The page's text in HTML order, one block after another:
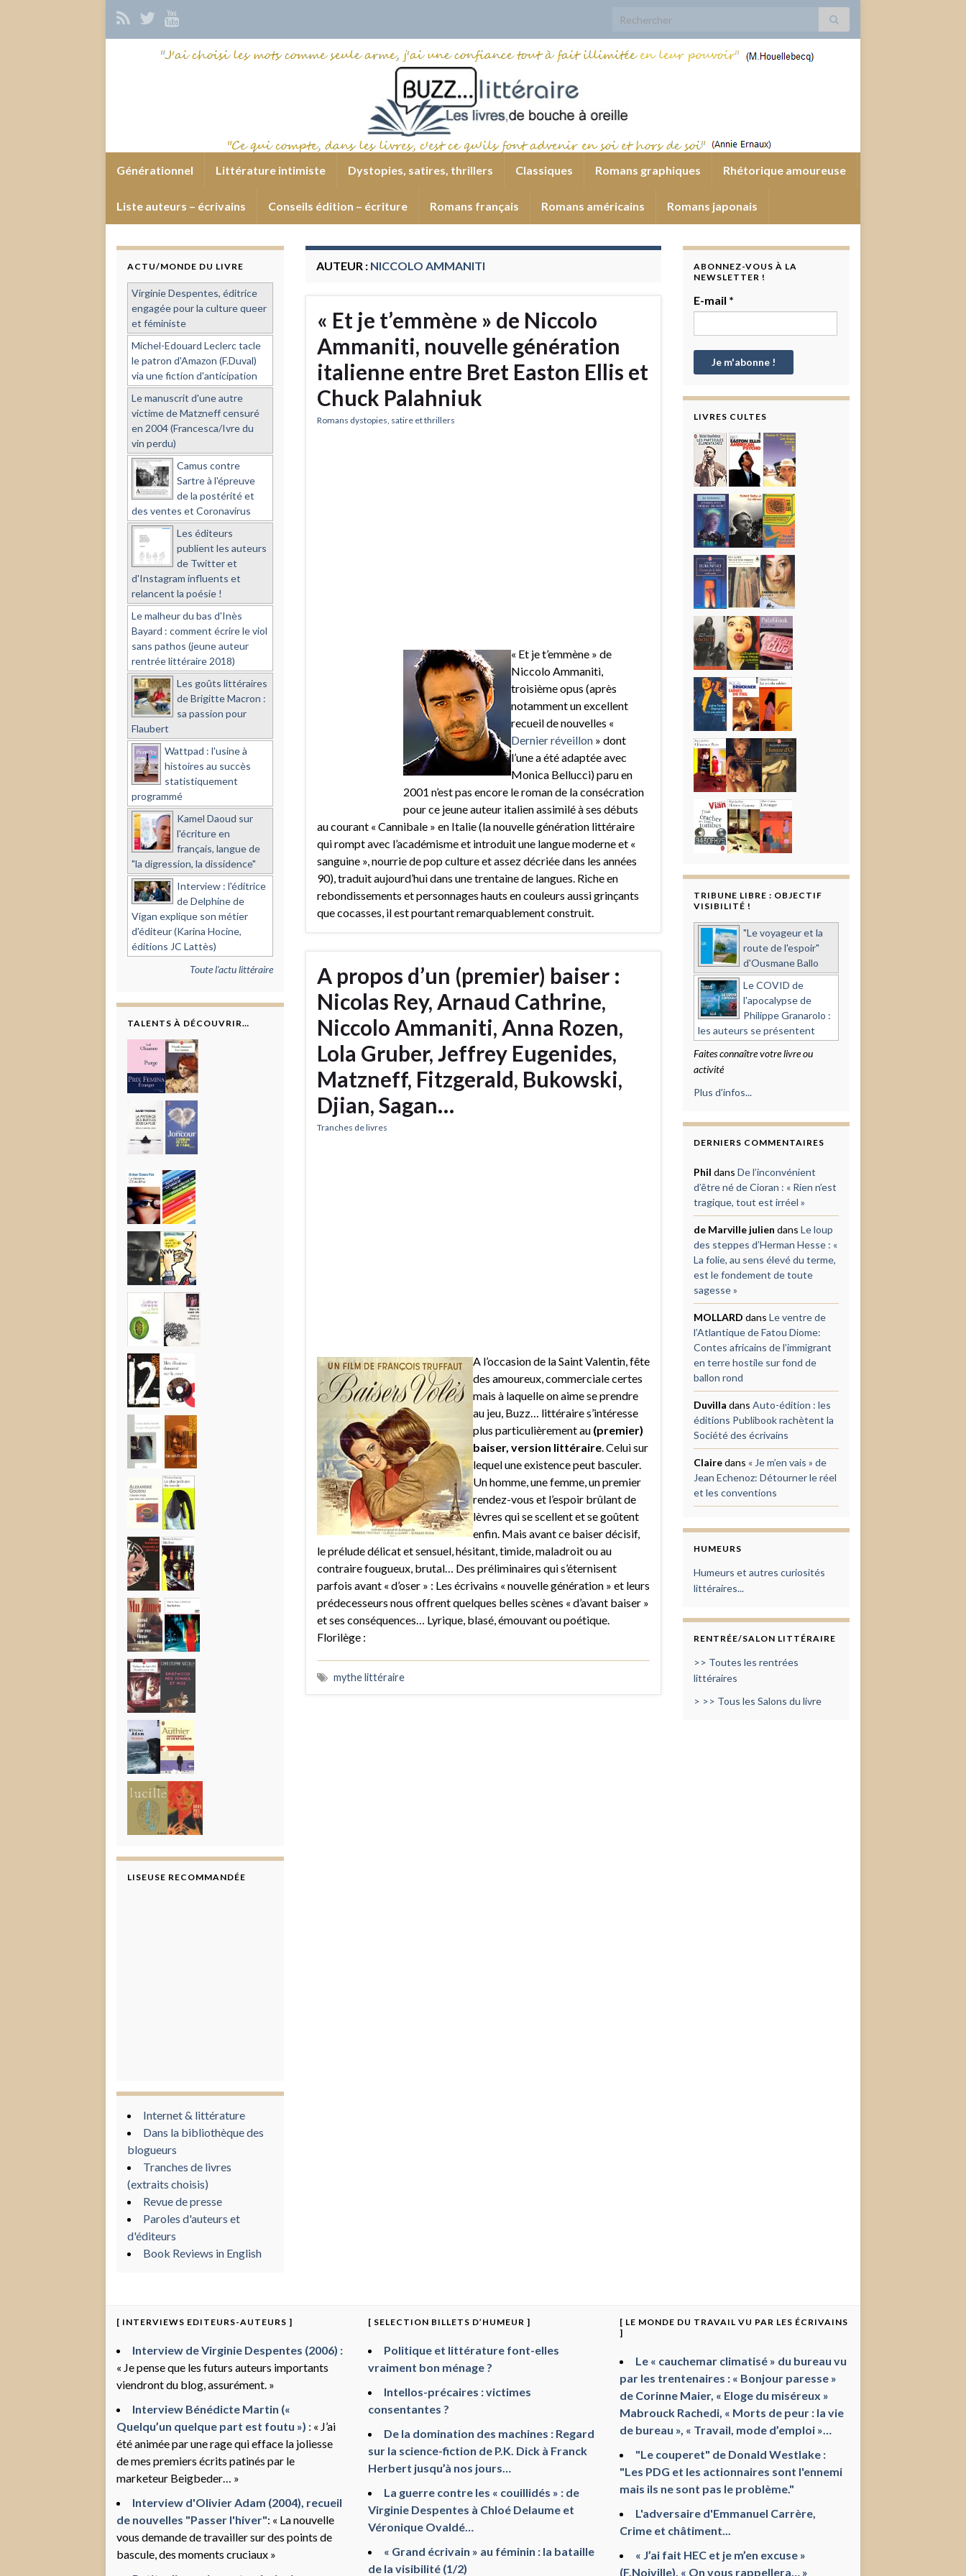
Search for:
Générationnel Littérature intimiste Dystopies, satires, thrillers Classiques Romans graphiques Rhétorique amoureuse
Liste auteurs – écrivains Conseils édition – écriture Romans français Romans américains Romans japonais
AUTEUR : NICCOLO AMMANITI
« Et je t’emmène » de Niccolo
Ammaniti, nouvelle génération
italienne entre Bret Easton Ellis et
Chuck Palahniuk
Romans dystopies, satire et thrillers
« Et je t’emmène » de
Niccolo Ammaniti,
troisième opus (après
notamment un excellent
recueil de nouvelles «
Dernier réveillon» dont
l’une a été adaptée avec
Monica Bellucci) paru en
2001 n’est pas encore le roman de la consécration
pour ce jeune auteur italien assimilé à ses débuts
au courant « Cannibale » en Italie (la nouvelle génération littéraire
qui rompt avec l’académisme et introduit une langue moderne et «
sanguine », nourrie de pop culture et assez décriée dans les années
90), traduit aujourd’hui dans une trentaine de langues. Riche en
rebondissements et personnages hauts en couleurs aussi grinçants
que cocasses, il est pourtant remarquablement construit.
A propos d’un (premier) baiser :
Nicolas Rey, Arnaud Cathrine,
Niccolo Ammaniti, Anna Rozen,
Lola Gruber, Jeffrey Eugenides,
Matzneff, Fitzgerald, Bukowski,
Djian, Sagan…
Tranches de livres
A l’occasion de la Saint Valentin, fête
des amoureux, commerciale certes
mais à laquelle on aime se prendre
au jeu, Buzz… littéraire s’intéresse
plus particulièrement au (premier)
baiser, version littéraire. Celui sur
lequel une existence peut basculer.
Un homme, une femme, un premier
rendez-vous et l’espoir brûlant de
lèvres qui se scellent et se goûtent
enfin. Mais avant ce baiser décisif,
le prélude délicat et sensuel, hésitant, timide, maladroit ou au
contraire fougueux, brutal… Des préliminaires qui s’éternisent
parfois avant « d’oser » : Les écrivains « nouvelle génération » et leurs
prédecesseurs nous offrent quelques belles scènes « d’avant baiser »
et ses conséquences… Lyrique, blasé, émouvant ou poétique.
Florilège :
mythe littéraire
ACTU/MONDE DU LIVRE
Virginie Despentes, éditrice
engagée pour la culture queer
et féministe
Michel-Edouard Leclerc tacle
le patron d'Amazon (F.Duval)
via une fiction d'anticipation
Le manuscrit d'une autre
victime de Matzneff censuré
en 2004 (Francesca/Ivre du
vin perdu)
Camus contre
Sartre à l'épreuve
de la postérité et
des ventes et Coronavirus
Les éditeurs
publient les auteurs
de Twitter et
d'Instagram influents et
relancent la poésie !
Le malheur du bas d'Inès
Bayard : comment écrire le viol
sans pathos (jeune auteur
rentrée littéraire 2018)
Les goûts littéraires
de Brigitte Macron :
sa passion pour
Flaubert
Wattpad : l'usine à
histoires au succès
statistiquement
programmé
Kamel Daoud sur
l'écriture en
français, langue de
"la digression, la dissidence"
Interview : l'éditrice
de Delphine de
Vigan explique son métier
d'éditeur (Karina Hocine,
éditions JC Lattès)
Toute l'actu littéraire
TALENTS À DÉCOUVRIR…
LISEUSE RECOMMANDÉE
Internet & littérature
Dans la bibliothèque des
blogueurs
Tranches de livres
(extraits choisis)
Revue de presse
Paroles d'auteurs et
d'éditeurs
Book Reviews in English
ABONNEZ-VOUS À LA
NEWSLETTER !
E-mail *
LIVRES CULTES
TRIBUNE LIBRE : OBJECTIF
VISIBILITÉ !
"Le voyageur et la
route de l'espoir"
d'Ousmane Ballo
Le COVID de
l'apocalypse de
Philippe Granarolo :
les auteurs se présentent
Faites connaître votre livre ou
activité
Plus d'infos...
DERNIERS COMMENTAIRES
Phil dans De l’inconvénient
d’être né de Cioran : « Rien n’est
tragique, tout est irréel »
de Marville julien dans Le loup
des steppes d’Herman Hesse : «
La folie, au sens élevé du terme,
est le fondement de toute
sagesse »
MOLLARD dans Le ventre de
l’Atlantique de Fatou Diome:
Contes africains de l’immigrant
en terre hostile sur fond de
ballon rond
Duvilla dans Auto-édition : les
éditions Publibook rachètent la
Société des écrivains
Clairedans « Je m’en vais » de
Jean Echenoz: Détourner le réel
et les conventions
HUMEURS
Humeurs et autres curiosités
littéraires...
RENTRÉE/SALON LITTÉRAIRE
>> Toutes les rentrées
littéraires
> >> Tous les Salons du livre
[ INTERVIEWS EDITEURS-AUTEURS ]
Interview de Virginie Despentes (2006) :
« Je pense que les futurs auteurs importants
viendront du blog, assurément. »
Interview Bénédicte Martin («
Quelqu’un quelque part est foutu ») : « J’ai
été animée par une rage qui efface la joliesse
de mes premiers écrits patinés par le
marketeur Beigbeder… »
Interview d'Olivier Adam (2004), recueil
de nouvelles "Passer l'hiver": « La nouvelle
vous demande de travailler sur des points de
bascule, des moments cruciaux »
[ SELECTION BILLETS D’HUMEUR ]
Politique et littérature font-elles
vraiment bon ménage ?
Intellos-précaires : victimes
consentantes ?
De la domination des machines : Regard
sur la science-fiction de P.K. Dick à Franck
Herbert jusqu’à nos jours…
La guerre contre les « couillidés » : de
Virginie Despentes à Chloé Delaume et
Véronique Ovaldé…
« Grand écrivain » au féminin : la bataille
de la visibilité (1/2)
[ LE MONDE DU TRAVAIL VU PAR LES ÉCRIVAINS
]
Le « cauchemar climatisé » du bureau vu
par les trentenaires : « Bonjour paresse »
de Corinne Maier, « Eloge du miséreux »
Mabrouck Rachedi, « Morts de peur : la vie
de bureau », « Travail, mode d’emploi »…
"Le couperet" de Donald Westlake :
"Les PDG et les actionnaires sont l'ennemi
mais ils ne sont pas le problème."
L'adversaire d'Emmanuel Carrère,
Crime et châtiment...
« J’ai fait HEC et je m’en excuse »
(F.Noiville), « On vous rappellera… »